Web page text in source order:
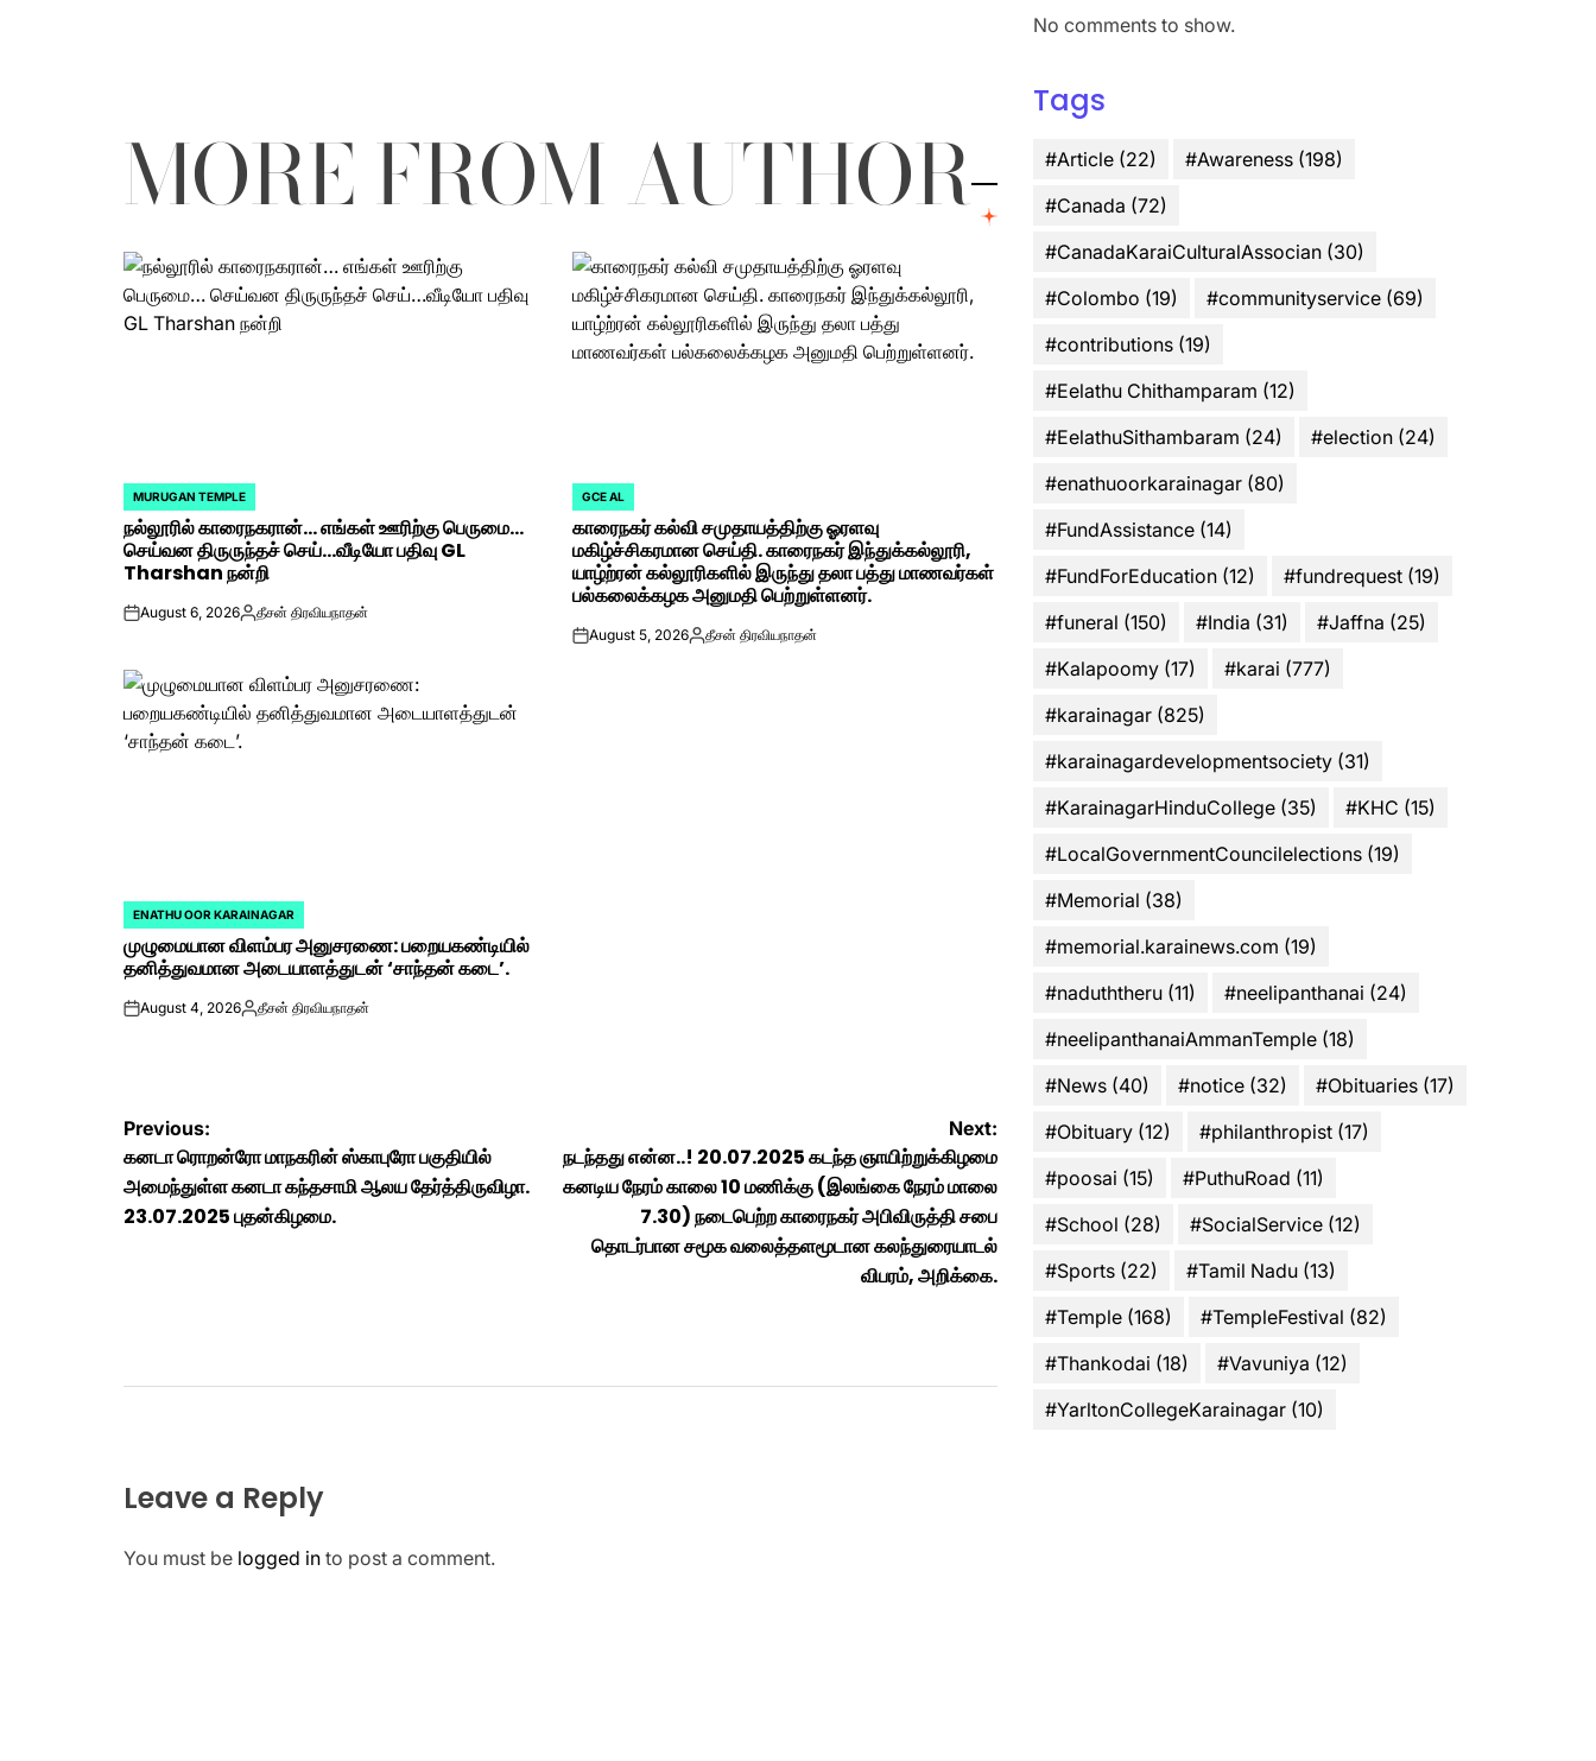
MORE FROM AUTHOR
POSTED
IN
MURUGAN TEMPLE
நல்லூரில் காரைநகரான்… எங்கள் ஊரிற்கு பெருமை…
செய்வன திருருந்தச் செய்…வீடியோ பதிவு GL
Tharshan நன்றி
onAugust 6, 2026Posted
தீசன் திரவியநாதன்
POSTED
IN
GCE AL
காரைநகர் கல்வி சமுதாயத்திற்கு ஓரளவு
மகிழ்ச்சிகரமான செய்தி. காரைநகர் இந்துக்கல்லூரி,
யாழ்ற்ரன் கல்லூரிகளில் இருந்து தலா பத்து மாணவர்கள்
பல்கலைக்கழக அனுமதி பெற்றுள்ளனர்.
onAugust 5, 2026Posted
தீசன் திரவியநாதன்
POSTED
IN
ENATHU OOR KARAINAGAR
முழுமையான விளம்பர அனுசரணை: பறையகண்டியில்
தனித்துவமான அடையாளத்துடன் ‘சாந்தன் கடை’.
onAugust 4, 2026Posted
தீசன் திரவியநாதன்
Post
navigation
Previous:
கனடா ரொறன்ரோ மாநகரின் ஸ்காபுரோ பகுதியில்
அமைந்துள்ள கனடா கந்தசாமி ஆலய தேர்த்திருவிழா.
23.07.2025 புதன்கிழமை.
Next:
நடந்தது என்ன..! 20.07.2025 கடந்த ஞாயிற்றுக்கிழமை
கனடிய நேரம் காலை 10 மணிக்கு (இலங்கை நேரம் மாலை
7.30) நடைபெற்ற காரைநகர் அபிவிருத்தி சபை
தொடர்பான சமூக வலைத்தளமூடான கலந்துரையாடல்
விபரம், அறிக்கை.
Leave a Reply
You must be logged in to post a comment.
No comments to show.
Tags
#Article(22) #Awareness(198)
#Canada (72)
#CanadaKaraiCulturalAssocian(30)
#Colombo (19) #communityservice(69)
#contributions(19)
#Eelathu Chithamparam (12)
#EelathuSithambaram (24) #election(24)
#enathuoorkarainagar(80)
#FundAssistance(14)
#FundForEducation(12) #fundrequest(19)
#funeral (150) #India (31) #Jaffna (25)
#Kalapoomy(17) #karai (777)
#karainagar(825)
#karainagardevelopmentsociety(31)
#KarainagarHinduCollege(35) #KHC (15)
#LocalGovernmentCouncilelections(19)
#Memorial (38)
#memorial.karainews.com (19)
#naduththeru(11) #neelipanthanai (24)
#neelipanthanaiAmmanTemple(18)
#News(40) #notice(32) #Obituaries(17)
#Obituary(12) #philanthropist(17)
#poosai (15) #PuthuRoad (11)
#School (28) #SocialService(12)
#Sports(22) #Tamil Nadu(13)
#Temple(168) #TempleFestival (82)
#Thankodai (18) #Vavuniya (12)
#YarltonCollegeKarainagar(10)